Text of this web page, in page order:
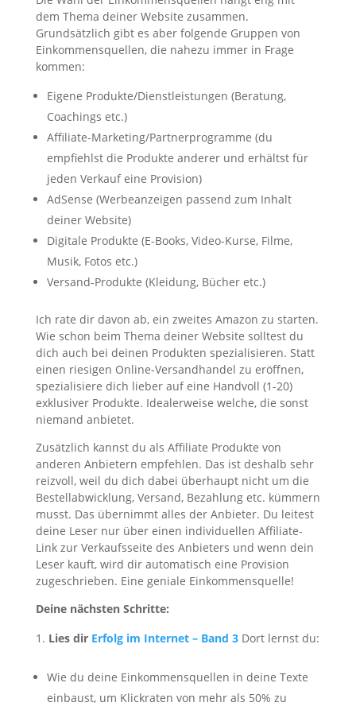
dem Thema deiner Website zusammen.
Grundsätzlich gibt es aber folgende Gruppen von
Einkommensquellen, die nahezu immer in Frage
kommen:
Eigene Produkte/Dienstleistungen (Beratung,
Coachings etc.)
Affiliate-Marketing/Partnerprogramme (du
empfiehlst die Produkte anderer und erhältst für
jeden Verkauf eine Provision)
AdSense (Werbeanzeigen passend zum Inhalt
deiner Website)
Digitale Produkte (E-Books, Video-Kurse, Filme,
Musik, Fotos etc.)
Versand-Produkte (Kleidung, Bücher etc.)
Ich rate dir davon ab, ein zweites Amazon zu starten.
Wie schon beim Thema deiner Website solltest du
dich auch bei deinen Produkten spezialisieren. Statt
einen riesigen Online-Versandhandel zu eröffnen,
spezialisiere dich lieber auf eine Handvoll (1-20)
exklusiver Produkte. Idealerweise welche, die sonst
niemand anbietet.
Zusätzlich kannst du als Affiliate Produkte von
anderen Anbietern empfehlen. Das ist deshalb sehr
reizvoll, weil du dich dabei überhaupt nicht um die
Bestellabwicklung, Versand, Bezahlung etc. kümmern
musst. Das übernimmt alles der Anbieter. Du leitest
deine Leser nur über einen individuellen Affiliate-
Link zur Verkaufsseite des Anbieters und wenn dein
Leser kauft, wird dir automatisch eine Provision
zugeschrieben. Eine geniale Einkommensquelle!
Deine nächsten Schritte:
Lies dir Erfolg im Internet – Band 3Dort lernst du:
Wie du deine Einkommensquellen in deine Texte
einbaust, um Klickraten von mehr als 50% zu